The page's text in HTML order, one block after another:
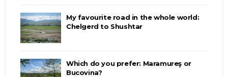
My favourite road in the whole world:
Chelgerd to Shushtar
Which do you prefer: Maramureş or
Bucovina?